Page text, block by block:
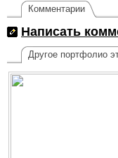
Комментарии
Написать
Другое портфолио